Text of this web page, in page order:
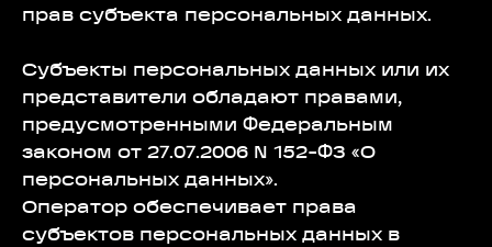
прав субъекта персональных данных.
Субъекты персональных данных или их
представители обладают правами,
предусмотренными Федеральным
законом от 27.07.2006 N 152-ФЗ «О
персональных данных».
Оператор обеспечивает права
субъектов персональных данных в